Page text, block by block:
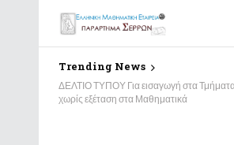
Trending News
Αποτελέσματα Διαγωνισμού “Παιχνίδι και
2026 – Παράρτημα Σερρών